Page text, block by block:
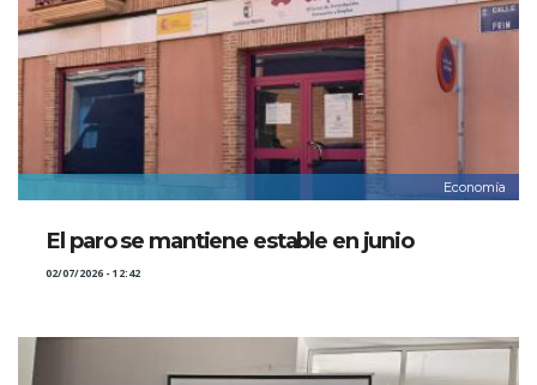
Economía
El paro se mantiene estable en junio
02/07/2026 - 12:42